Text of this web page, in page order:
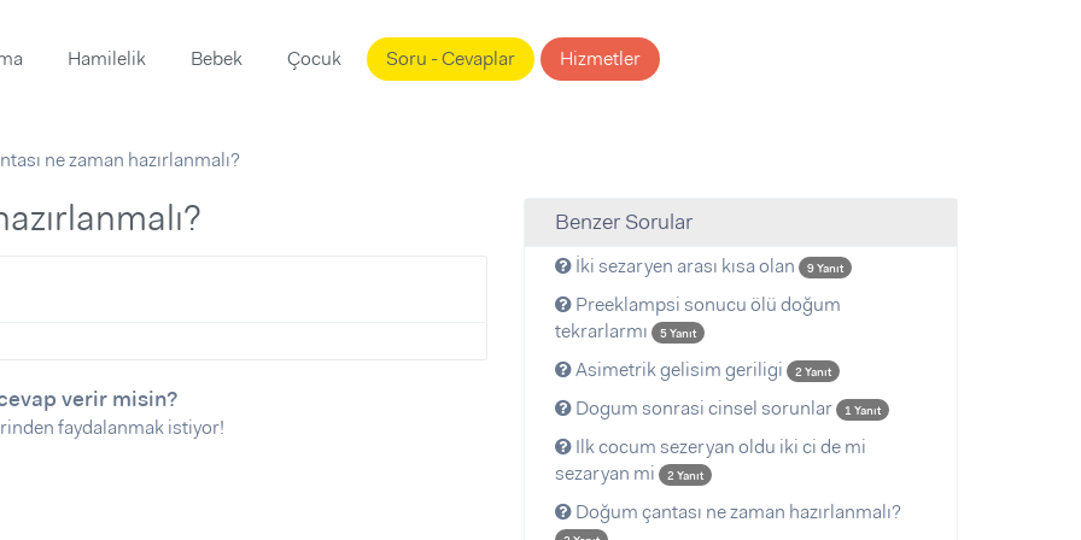
Hamilelik Bebek Çocuk Soru - Cevaplar Hizmetler
ne zaman hazırlanmalı?
verir misin?
faydalanmak istiyor!
Benzer Sorular
İki sezaryen arası kısa olan 9 Yanıt
Preeklampsi sonucu ölü doğum
tekrarlarmı
5 Yanıt
Asimetrik gelisim geriligi 2 Yanıt
Dogum sonrasi cinsel sorunlar 1 Yanıt
Ilk cocum sezeryan oldu iki ci de mi
sezaryan mi
2 Yanıt
Doğum çantası ne zaman hazırlanmalı?